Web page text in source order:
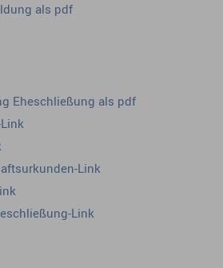
als pdf
Eheschließung als pdf
Link
Link